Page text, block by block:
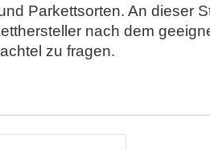
Parkettsorten. An dieser
nach dem
zu fragen.